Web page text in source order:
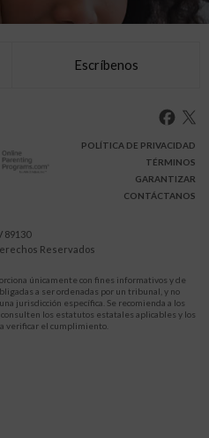
Escríbenos
POLÍTICA DE PRIVACIDAD
TÉRMINOS
GARANTIZAR
CONTÁCTANOS
89130
Reservados
únicamente con fines informativos y de
a ser ordenadas por un tribunal, y no
jurisdicción específica. Se recomienda a los
los estatutos estatales aplicables y los
verificar el cumplimiento.